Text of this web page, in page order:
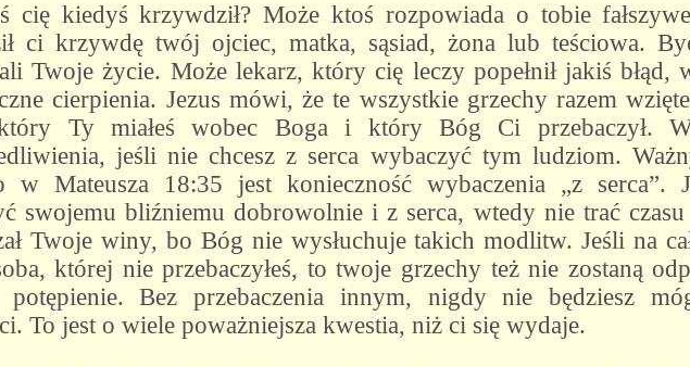
cię kiedyś krzywdził? Może ktoś rozpowiada o tobie
ci krzywdę twój ojciec, matka, sąsiad, żona lub teściowa.
Twoje życie. Może lekarz, który cię leczy popełnił jakiś błąd,
cierpienia. Jezus mówi, że te wszystkie grzechy razem
Ty miałeś wobec Boga i który Bóg Ci przebaczył.
jeśli nie chcesz z serca wybaczyć tym ludziom.
w Mateusza 18:35 jest konieczność wybaczenia „z serca”.
swojemu bliźniemu dobrowolnie i z serca, wtedy nie trać
Twoje winy, bo Bóg nie wysłuchuje takich modlitw. Jeśli na
której nie przebaczyłeś, to twoje grzechy też nie zostaną
potępienie. Bez przebaczenia innym, nigdy nie będziesz
To jest o wiele poważniejsza kwestia, niż ci się wydaje.